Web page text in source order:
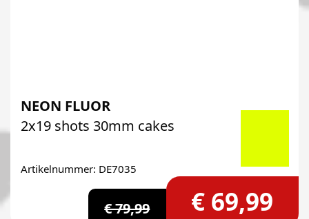
NEON FLUOR
2x19 shots 30mm cakes
Artikelnummer: DE7035
€ 79,99 € 69,99